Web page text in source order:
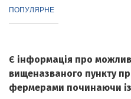
ПОПУЛЯРНЕ
Є інформація про
вищеназваного пункту
фермерами починаючи